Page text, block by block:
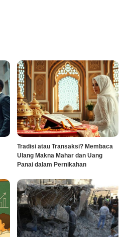
Tradisi atau Transaksi? Membaca
Ulang Makna Mahar dan Uang
Panai dalam Pernikahan